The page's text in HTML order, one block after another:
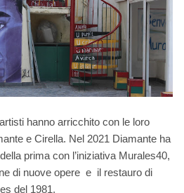
hanno arricchito con le loro
e Cirella. Nel 2021 Diamante ha
prima con l’iniziativa Murales40,
di nuove opere e il restauro di
del 1981.